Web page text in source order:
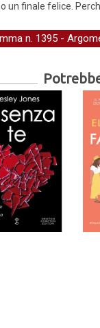
un finale felice.
n. 1395 -